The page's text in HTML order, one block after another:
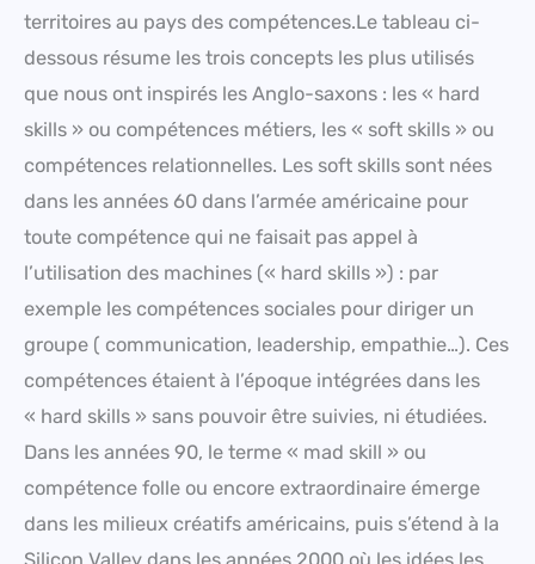
territoires au pays des compétences.Le tableau ci-
dessous résume les trois concepts les plus utilisés
que nous ont inspirés les Anglo-saxons : les « hard
skills » ou compétences métiers, les « soft skills » ou
compétences relationnelles. Les soft skills sont nées
dans les années 60 dans l’armée américaine pour
toute compétence qui ne faisait pas appel à
l’utilisation des machines (« hard skills ») : par
exemple les compétences sociales pour diriger un
groupe ( communication, leadership, empathie…). Ces
compétences étaient à l’époque intégrées dans les
« hard skills » sans pouvoir être suivies, ni étudiées.
Dans les années 90, le terme « mad skill » ou
compétence folle ou encore extraordinaire émerge
dans les milieux créatifs américains, puis s’étend à la